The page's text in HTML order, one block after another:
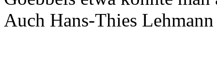
Auch Hans-Thies